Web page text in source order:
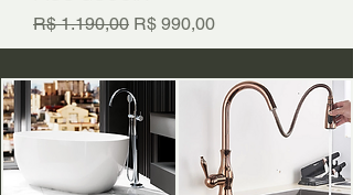
Preço normal
R$ 1.190,00 Preço promocional
R$ 990,00